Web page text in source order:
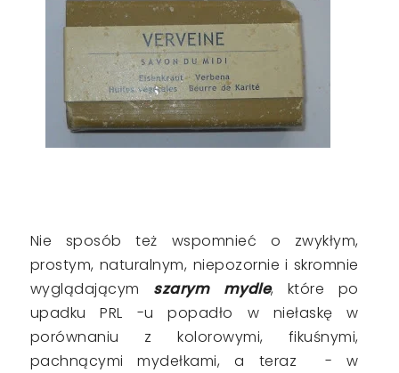
Nie sposób też wspomnieć o zwykłym,
prostym, naturalnym, niepozornie i skromnie
wyglądającym szarym mydle, które po
upadku PRL -u popadło w niełaskę w
porównaniu z kolorowymi, fikuśnymi,
pachnącymi mydełkami, a teraz - w